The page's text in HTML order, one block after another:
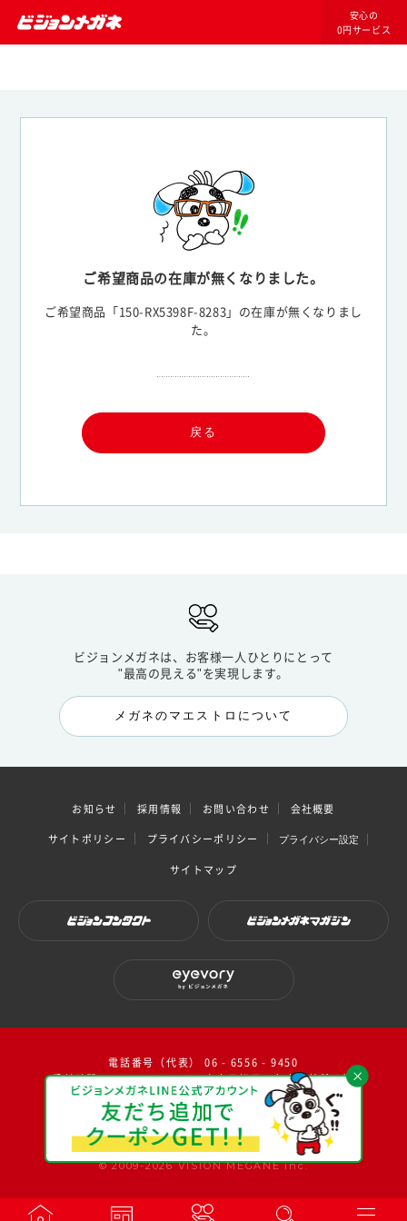
安心の
0円サービス
ご希望商品の在庫が無くなりました。
ご希望商品「150-RX5398F-8283」の在庫が無くなりまし
た。
戻る
ビジョンメガネは、お客様一人ひとりにとって
"最高の見える"を実現します。
メガネのマエストロについて
お知らせ 採用情報 お問い合わせ 会社概要
サイトポリシー プライバシーポリシー プライバシー設定
サイトマップ
電話番号（代表） 06 - 6556 - 9450
受付時間：10：00～17：00（ 土日祝日・年末年始除く）
© 2009-2026 VISION MEGANE inc.
facebook instagram youtube